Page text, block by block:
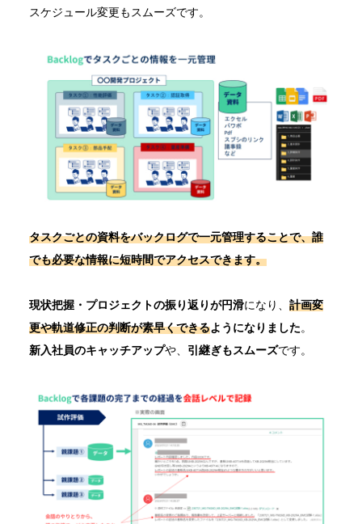
スケジュール変更もスムーズです。
タスクごとの資料をバックログで一元管理することで、誰
でも必要な情報に短時間でアクセスできます。
現状把握・プロジェクトの振り返りが円滑になり、 計画変
更や軌道修正の判断が素早くできるようになりました。
新入社員のキャッチアップや、 引継ぎもスムーズです。